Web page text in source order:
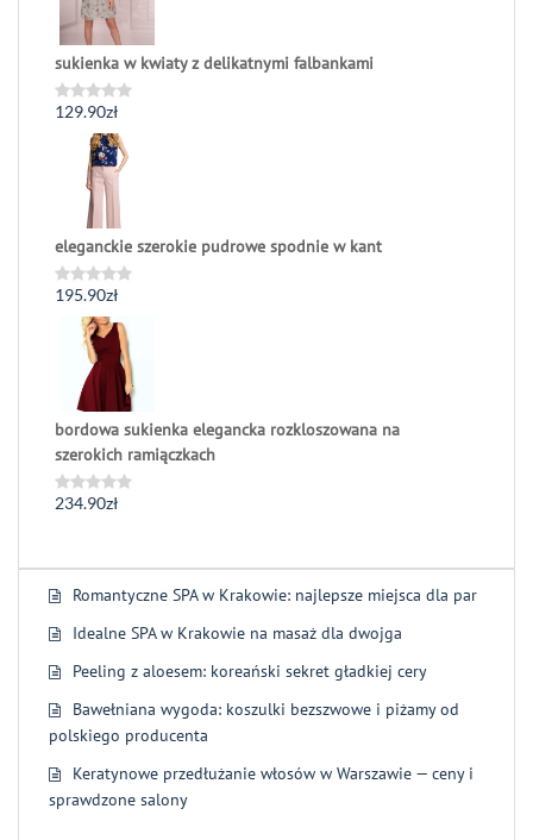
sukienka w kwiaty z delikatnymi falbankami
Oceniono
129.90zł
eleganckie szerokie pudrowe spodnie w kant
Oceniono
195.90zł
bordowa sukienka elegancka rozkloszowana na
szerokich ramiączkach
Oceniono
234.90zł
Romantyczne SPA w Krakowie: najlepsze miejsca dla par
Idealne SPA w Krakowie na masaż dla dwojga
Peeling z aloesem: koreański sekret gładkiej cery
Bawełniana wygoda: koszulki bezszwowe i piżamy od
polskiego producenta
Keratynowe przedłużanie włosów w Warszawie — ceny i
sprawdzone salony